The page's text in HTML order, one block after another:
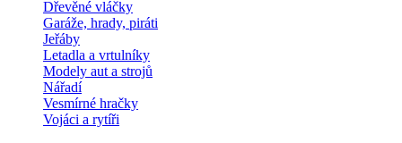
Dřevěné vláčky
Garáže, hrady, piráti
Jeřáby
Letadla a vrtulníky
Modely aut a strojů
Nářadí
Vesmírné hračky
Vojáci a rytíři